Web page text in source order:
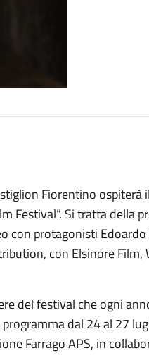
Fiorentino ospiterà
Festival”. Si tratta della
con protagonisti Edoardo
con Elsinore Film,
del festival che ogni
programma dal 24 al 27
Farrago APS, in